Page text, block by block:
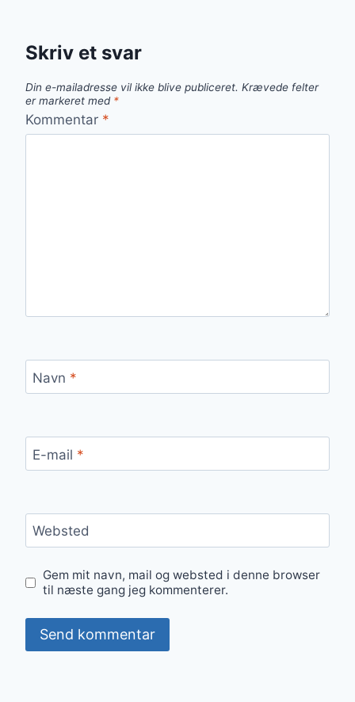
Skriv et svar
Din e-mailadresse vil ikke blive publiceret. Krævede felter
er markeret med *
Kommentar *
Navn *
E-mail *
Websted
Gem mit navn, mail og websted i denne browser
til næste gang jeg kommenterer.